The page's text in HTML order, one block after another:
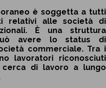
è soggetta a tutti
relativi alle società di
È una struttura
avere lo status di
commerciale. Tra i
lavoratori riconosciuti
di lavoro a lungo